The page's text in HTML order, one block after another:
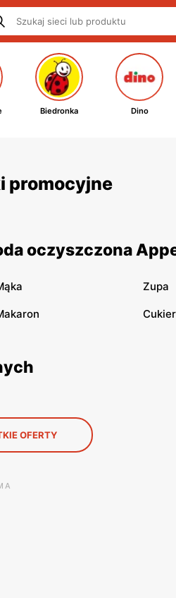
Biedronka Dino
promocyjne
oczyszczona
Zupa
Cukier
OFERTY